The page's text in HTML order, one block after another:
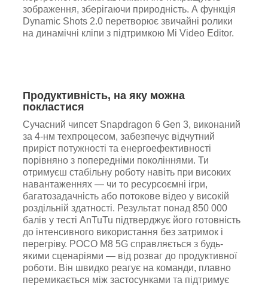
зображення, зберігаючи природність. А функція
Dynamic Shots 2.0 перетворює звичайні ролики
на динамічні кліпи з підтримкою Mi Video Editor.
Продуктивність, на яку можна
покластися
Сучасний чипсет Snapdragon 6 Gen 3, виконаний
за 4-нм техпроцесом, забезпечує відчутний
приріст потужності та енергоефективності
порівняно з попередніми поколіннями. Ти
отримуєш стабільну роботу навіть при високих
навантаженнях — чи то ресурсоємні ігри,
багатозадачність або потокове відео у високій
роздільній здатності. Результат понад 850 000
балів у тесті AnTuTu підтверджує його готовність
до інтенсивного використання без затримок і
перегріву. POCO M8 5G справляється з будь-
якими сценаріями — від розваг до продуктивної
роботи. Він швидко реагує на команди, плавно
перемикається між застосунками та підтримує